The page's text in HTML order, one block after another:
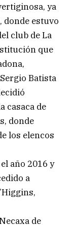
ya
estuvo
club de La
que
Batista
casaca de
donde
los elencos
año 2016 y
a
de